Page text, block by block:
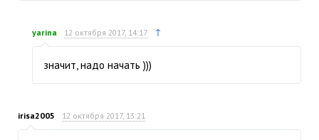
yarina 12 октября 2017, 14:17 ↑
значит, надо начать )))
irisa2005 12 октября 2017, 13:21